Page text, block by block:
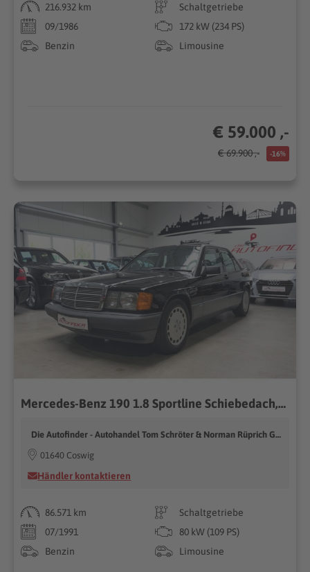
216.932 km
Schaltgetriebe
09/1986
172 kW (234 PS)
Benzin
Limousine
€ 59.000 ,-
€ 69.900 ,- -16%
Mercedes-Benz 190 1.8 Sportline Schiebedach,original Zustand
Die Autofinder - Autohandel Tom Schröter & Norman Rüprich GbR
01640 Coswig
Händler kontaktieren
86.571 km
Schaltgetriebe
07/1991
80 kW (109 PS)
Benzin
Limousine